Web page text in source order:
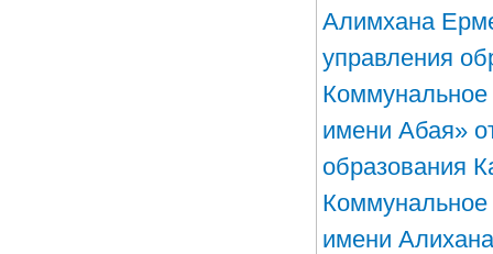
Алимхана
управления
имени Абая»
образования
имени